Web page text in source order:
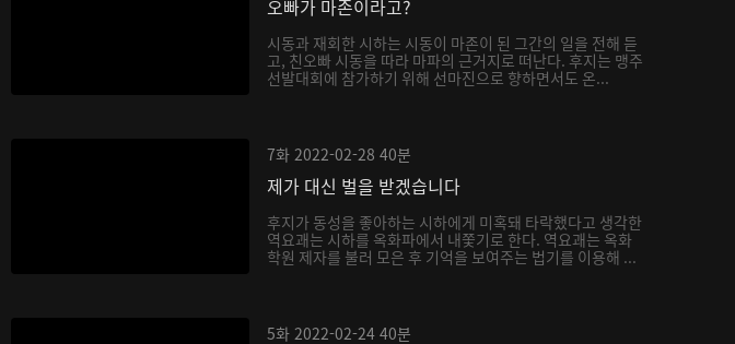
오빠가 마존이라고?
시동과 재회한 시하는 시동이 마존이 된 그간의 일을 전해 듣
고, 친오빠 시동을 따라 마파의 근거지로 떠난다. 후지는 맹주
선발대회에 참가하기 위해 선마진으로 향하면서도 온...
7화 2022-02-28 40분
제가 대신 벌을 받겠습니다
후지가 동성을 좋아하는 시하에게 미혹돼 타락했다고 생각한
역요괘는 시하를 옥화파에서 내쫓기로 한다. 역요괘는 옥화
학원 제자를 불러 모은 후 기억을 보여주는 법기를 이용해 ...
5화 2022-02-24 40분